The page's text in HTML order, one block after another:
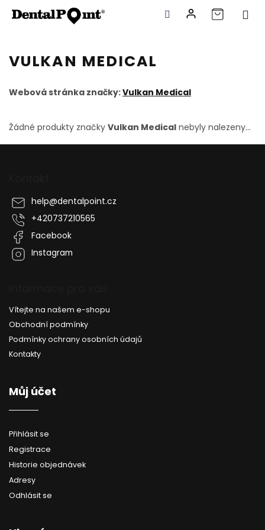
obsah
VULKAN MEDICAL
Webová stránka značky:Vulkan Medical
Žádné produkty značky Vulkan Medical nebyly nalezeny...
help@dentalpoint.cz
+420737210565
Facebook
Instagram
Vítejte na našem e-shopu
Obchodní podmínky
Podmínky ochrany osobních údajů
Kontakty
Můj účet
Přihlásit se
Registrace
Historie objednávek
Adresy
Odhlásit se